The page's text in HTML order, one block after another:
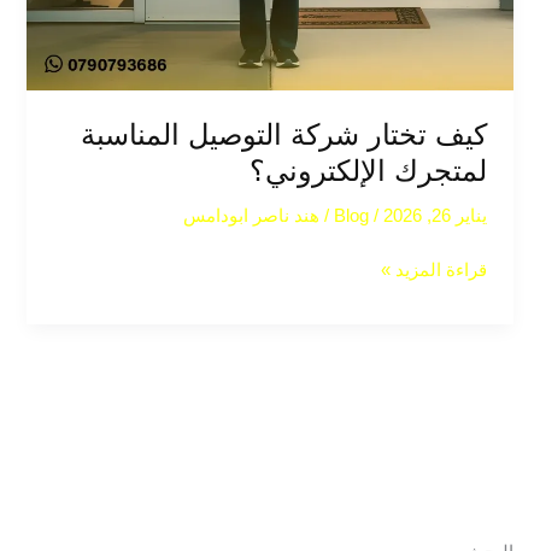
كيف تختار شركة التوصيل المناسبة
لمتجرك الإلكتروني؟
يناير 26, 2026 /
Blog
/ هند ناصر ابودامس
قراءة المزيد »